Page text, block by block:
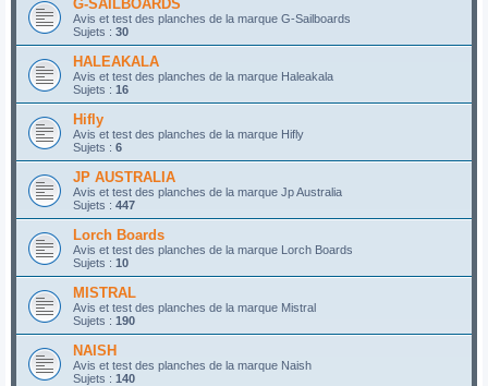
G-SAILBOARDS
Avis et test des planches de la marque G-Sailboards
Sujets : 30
HALEAKALA
Avis et test des planches de la marque Haleakala
Sujets : 16
Hifly
Avis et test des planches de la marque Hifly
Sujets : 6
JP AUSTRALIA
Avis et test des planches de la marque Jp Australia
Sujets : 447
Lorch Boards
Avis et test des planches de la marque Lorch Boards
Sujets : 10
MISTRAL
Avis et test des planches de la marque Mistral
Sujets : 190
NAISH
Avis et test des planches de la marque Naish
Sujets : 140